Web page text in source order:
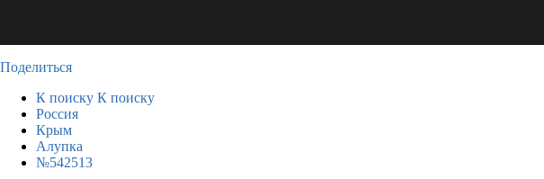
Поделиться
К поиску К поиску
Россия
Крым
Алупка
№542513